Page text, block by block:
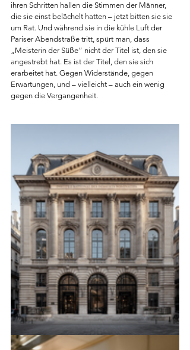
ihren Schritten hallen die Stimmen der Männer,
die sie einst belächelt hatten – jetzt bitten sie sie
um Rat. Und während sie in die kühle Luft der
Pariser Abendstraße tritt, spürt man, dass
„Meisterin der Süße“ nicht der Titel ist, den sie
angestrebt hat. Es ist der Titel, den sie sich
erarbeitet hat. Gegen Widerstände, gegen
Erwartungen, und – vielleicht – auch ein wenig
gegen die Vergangenheit.